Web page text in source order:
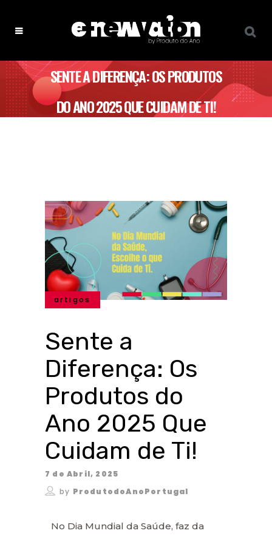
SENTE A DIFERENÇA: OS PRODUTOS
DO ANO 2025 QUE CUIDAM DE TI!
artigos
Sente a
Diferença: Os
Produtos do
Ano 2025 Que
Cuidam de Ti!
7 de Abril, 2025
by ProdutodoAnoPortugal
No Dia Mundial da Saúde, faz da